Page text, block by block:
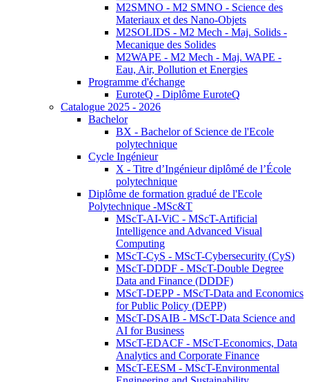
M2SMNO - M2 SMNO - Science des
Materiaux et des Nano-Objets
M2SOLIDS - M2 Mech - Maj. Solids -
Mecanique des Solides
M2WAPE - M2 Mech - Maj. WAPE -
Eau, Air, Pollution et Energies
Programme d'échange
EuroteQ - Diplôme EuroteQ
Catalogue 2025 - 2026
Bachelor
BX - Bachelor of Science de l'Ecole
polytechnique
Cycle Ingénieur
X - Titre d’Ingénieur diplômé de l’École
polytechnique
Diplôme de formation gradué de l'Ecole
Polytechnique -MSc&T
MScT-AI-ViC - MScT-Artificial
Intelligence and Advanced Visual
Computing
MScT-CyS - MScT-Cybersecurity (CyS)
MScT-DDDF - MScT-Double Degree
Data and Finance (DDDF)
MScT-DEPP - MScT-Data and Economics
for Public Policy (DEPP)
MScT-DSAIB - MScT-Data Science and
AI for Business
MScT-EDACF - MScT-Economics, Data
Analytics and Corporate Finance
MScT-EESM - MScT-Environmental